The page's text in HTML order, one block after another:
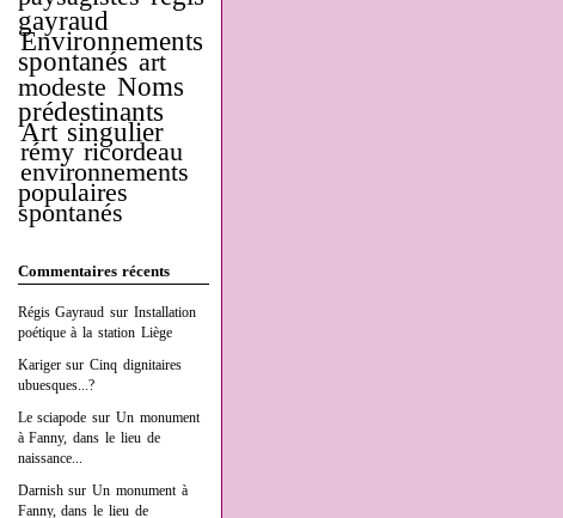
gayraud
Environnements
spontanés art
modeste Noms
prédestinants
Art singulier
rémy ricordeau
environnements
populaires
spontanés
Commentaires récents
Régis Gayraud surInstallation
poétique à la station Liège
KarigersurCinq dignitaires
ubuesques...?
Le sciapode surUn monument
à Fanny, dans le lieu de
naissance...
DarnishsurUn monument à
Fanny, dans le lieu de